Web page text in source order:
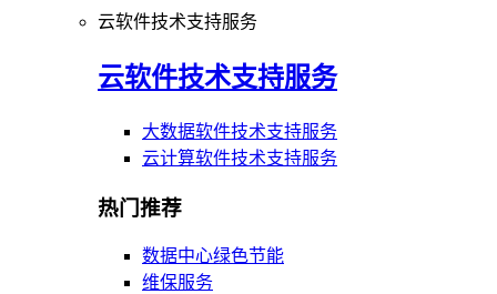
云软件技术支持服务
云软件技术支持服务
大数据软件技术支持服务
云计算软件技术支持服务
热门推荐
数据中心绿色节能
维保服务